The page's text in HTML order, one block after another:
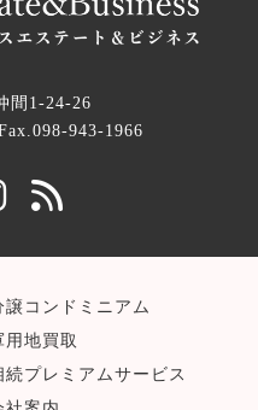
間1-24-26
943-1966
譲コンドミニアム
用地買取
続プレミアムサービス